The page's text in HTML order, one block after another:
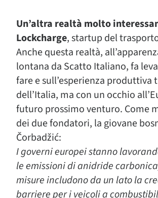
Un’altra realtà molto
Lockcharge, startup del
Anche questa realtà,
lontana da Scatto Italiano, fa
fare e sull’esperienza produttiva
dell’Italia, ma con un occhio
futuro prossimo venturo. Come
dei due fondatori, la giovane
Čorbadžić:
I governi europei stanno
le emissioni di anidride
misure includono da un lato la
barriere per i veicoli a